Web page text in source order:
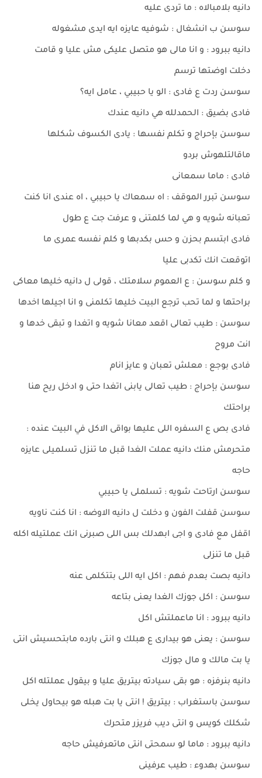
دانيه بلامبالاه : ما تردى عليه
سوسن ب انشغال : شوفيه عايزه ايه ايدى مشغوله
دانيه ببرود : و انا مالى هو متصل عليكى مش عليا و قامت
دخلت اوضتها ترسم
سوسن ردت ع فادى : الو يا حبيبي ، عامل ايه؟
فادى بضيق : الحمدلله هي دانيه عندك
سوسن بإحراج و تكلم نفسها : يادى الكسوف شكلها
ماقالتلهوش بردو
فادى : ماما سمعانى
سوسن تبرر الموقف : اه سمعاك يا حبيبي ، اه عندى انا كنت
تعبانه شويه و هي لما كلمتنى و عرفت جت ع طول
فادى ابتسم بحزن و حس بكدبها و كلم نفسه عمرى ما
اتوقعت انك تكدبى عليا
و كلم سوسن : ع العموم سلامتك ، قولى ل دانيه خليها معاكى
براحتها و لما تحب ترجع البيت خليها تكلمنى و انا اجيلها اخدها
سوسن : طيب تعالى اقعد معانا شويه و اتغدا و تبقى خدها و
انت مروح
فادى بوجع : معلش تعبان و عايز انام
سوسن بإحراج : طيب تعالى يابنى اتغدا حتى و ادخل ريح هنا
براحتك
فادى بص ع السفره اللى عليها بواقى الاكل في البيت عنده :
متحرمش منك دانيه عملت الغدا قبل ما تنزل تسلميلى عايزه
حاجه
سوسن ارتاحت شويه : تسلملى يا حبيبي
سوسن قفلت الفون و دخلت ل دانيه الاوضه : انا كنت ناويه
اقفل مع فادى و اجى ابهدلك بس اللى صبرنى انك عملتيله اكله
قبل ما تنزلى
دانيه بصت بعدم فهم : اكل ايه اللى بتتكلمى عنه
سوسن : اكل جوزك الغدا يعنى بتاعه
دانيه ببرود : انا ماعملتش اكل
سوسن : يعنى هو بيدارى ع هبلك و انتى بارده مابتحسيش انتى
يا بت مالك و مال جوزك
دانيه بنرفزه : هو بقى سيادته بيتريق عليا و بيقول عملتله اكل
سوسن باستغراب : بيتريق ! انتى يا بت هبله هو بيحاول يخلى
شكلك كويس و انتى ديب فريزر متحرك
دانيه ببرود : ماما لو سمحتى انتى ماتعرفيش حاجه
سوسن بهدوء : طيب عرفينى